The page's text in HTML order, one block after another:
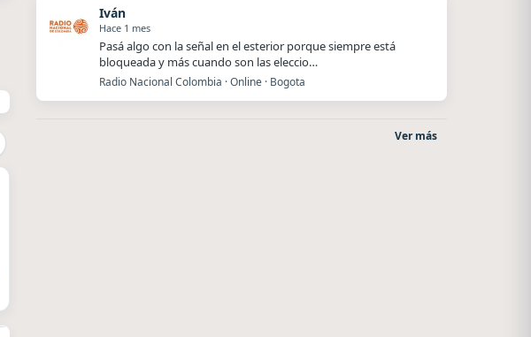
Iván
Hace 1 mes
Pasá algo con la señal en el esterior porque siempre está
bloqueada y más cuando son las eleccio…
Radio Nacional Colombia · Online · Bogota
Ver más